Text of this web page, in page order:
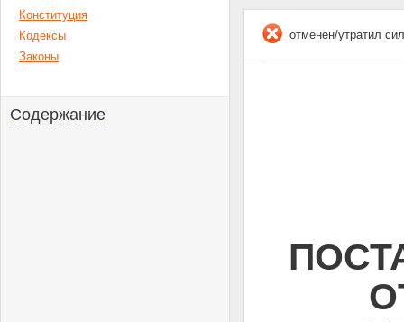
Конституция
Кодексы
Законы
Содержание
отменен/утратил